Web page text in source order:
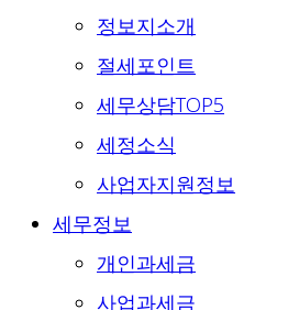
정보지소개
절세포인트
세무상담TOP5
세정소식
사업자지원정보
세무정보
개인과세금
사업과세금